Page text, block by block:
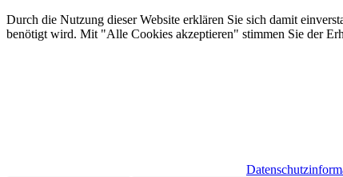
Durch die Nutzung dieser Website erklären Sie sich damit
benötigt wird. Mit "Alle Cookies akzeptieren" stimmen Sie der